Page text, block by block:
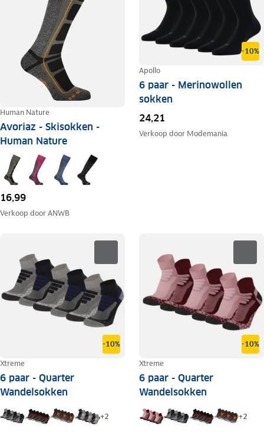
Human Nature
Avoriaz - Skisokken -
Human Nature
16,99
Verkoop doorANWB
-10%
Apollo
6 paar - Merinowollen
sokken
24,21
Verkoop door Modemania
-10%
Xtreme
6 paar - Quarter
Wandelsokken
+2
-10%
Xtreme
6 paar - Quarter
Wandelsokken
+2